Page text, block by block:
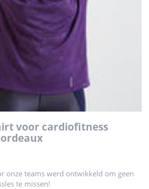
onze teams werd ontwikkeld om geen
te missen!